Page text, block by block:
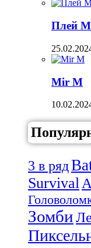
Плей
Mir M
3 в ряд
Survival
Зомби